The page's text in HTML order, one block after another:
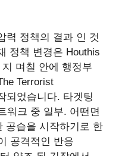
력 정책의 결과 인 것
정책 변경은 Houthis
며칠 안에 행정부
Terrorist
되었습니다. 타겟팅
워크 중 일부. 어떤면
공습을 시작하기로 한
공격적인 반응